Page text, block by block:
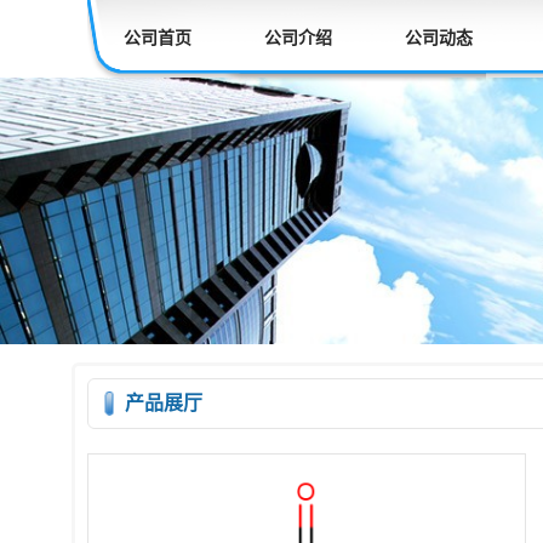
公司首页 公司介绍 公司动态
产品展厅